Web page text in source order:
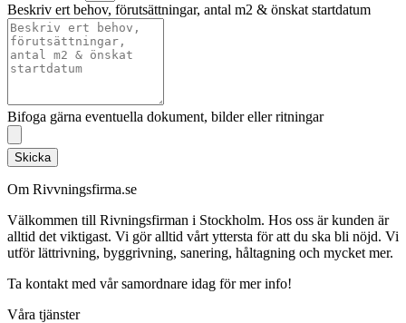
Beskriv ert behov, förutsättningar, antal m2 & önskat startdatum
Bifoga gärna eventuella dokument, bilder eller ritningar
Skicka
Om Rivvningsfirma.se
Välkommen till Rivningsfirman i Stockholm. Hos oss är kunden är
alltid det viktigast. Vi gör alltid vårt yttersta för att du ska bli nöjd. Vi
utför lättrivning, byggrivning, sanering, håltagning och mycket mer.
Ta kontakt med vår samordnare idag för mer info!
Våra tjänster